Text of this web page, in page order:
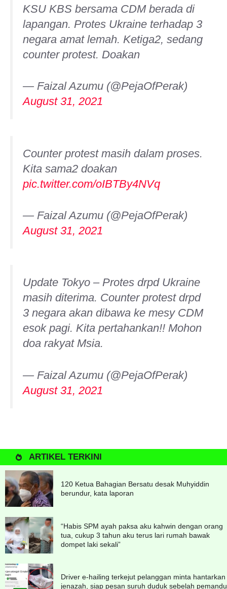
KSU KBS bersama CDM berada di
lapangan. Protes Ukraine terhadap 3
negara amat lemah. Ketiga2, sedang
counter protest. Doakan
— Faizal Azumu (@PejaOfPerak)
August 31, 2021
Counter protest masih dalam proses.
Kita sama2 doakan
pic.twitter.com/oIBTBy4NVq
— Faizal Azumu (@PejaOfPerak)
August 31, 2021
Update Tokyo – Protes drpd Ukraine
masih diterima. Counter protest drpd
3 negara akan dibawa ke mesy CDM
esok pagi. Kita pertahankan!! Mohon
doa rakyat Msia.
— Faizal Azumu (@PejaOfPerak)
August 31, 2021
ARTIKEL TERKINI
120 Ketua Bahagian Bersatu desak Muhyiddin
berundur, kata laporan
“Habis SPM ayah paksa aku kahwin dengan orang
tua, cukup 3 tahun aku terus lari rumah bawak
dompet laki sekali”
Driver e-hailing terkejut pelanggan minta hantarkan
jenazah, siap pesan suruh duduk sebelah pemandu